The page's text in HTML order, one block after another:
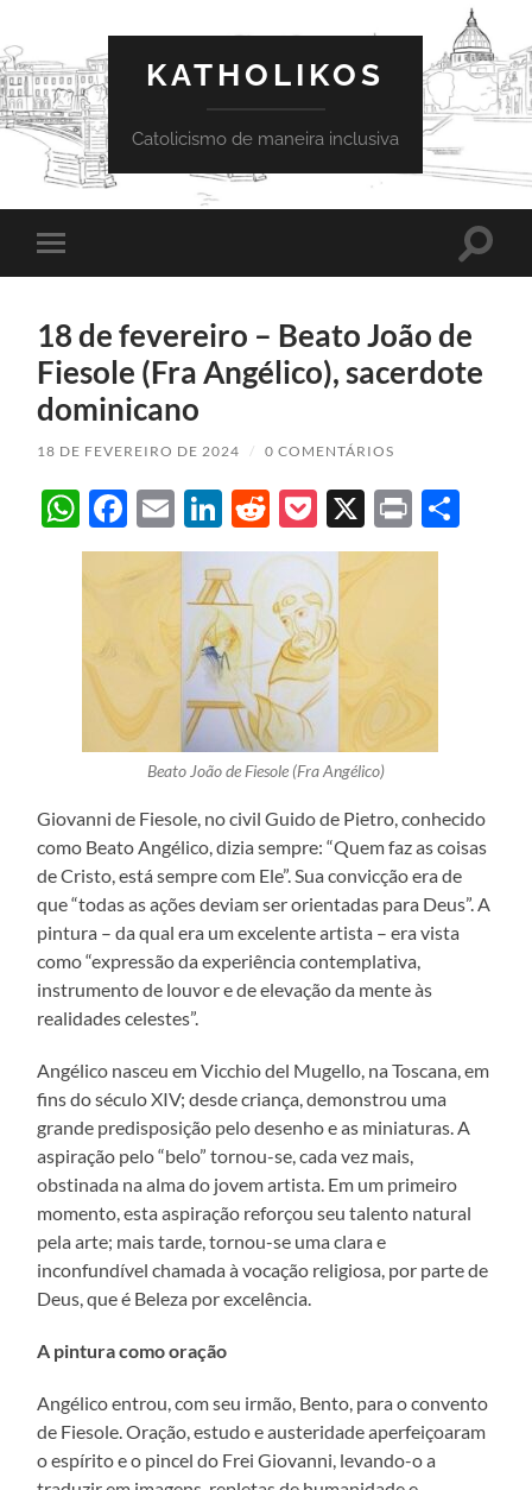
KATHOLIKOS
Catolicismo de maneira inclusiva
Toggle
mobile
Toggle
18 de fevereiro – Beato João de
Fiesole (Fra Angélico), sacerdote
dominicano
18 DE FEVEREIRO DE 2024 / 0 COMENTÁRIOS
WhatsApp
Facebook
EmailLinkedIn
Reddit
Pocket
X Print
Beato João de Fiesole (Fra Angélico)
Giovanni de Fiesole, no civil Guido de Pietro, conhecido
como Beato Angélico, dizia sempre: “Quem faz as coisas
de Cristo, está sempre com Ele”. Sua convicção era de
que “todas as ações deviam ser orientadas para Deus”. A
pintura – da qual era um excelente artista – era vista
como “expressão da experiência contemplativa,
instrumento de louvor e de elevação da mente às
realidades celestes”.
Angélico nasceu em Vicchio del Mugello, na Toscana, em
fins do século XIV; desde criança, demonstrou uma
grande predisposição pelo desenho e as miniaturas. A
aspiração pelo “belo” tornou-se, cada vez mais,
obstinada na alma do jovem artista. Em um primeiro
momento, esta aspiração reforçou seu talento natural
pela arte; mais tarde, tornou-se uma clara e
inconfundível chamada à vocação religiosa, por parte de
Deus, que é Beleza por excelência.
A pintura como oração
Angélico entrou, com seu irmão, Bento, para o convento
de Fiesole. Oração, estudo e austeridade aperfeiçoaram
o espírito e o pincel do Frei Giovanni, levando-o a